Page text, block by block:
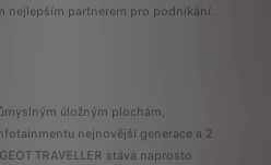
nejlepším partnerem pro podnikání.
úložným plochám,
nejnovější generace a 2
TRAVELLER stává naprosto